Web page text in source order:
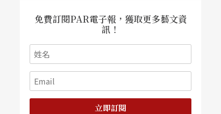
免費訂閱PAR電子報，獲取更多藝文資
訊！
立即訂閱